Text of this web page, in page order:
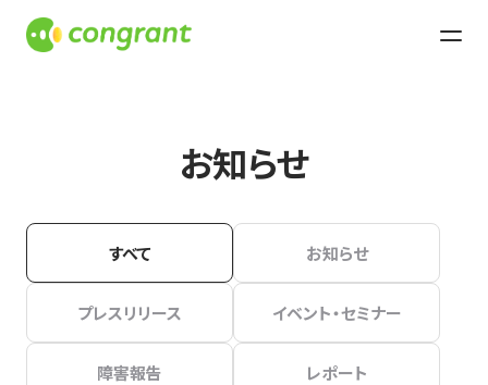
お知らせ
すべて お知らせ
プレスリリース イベント・セミナー
障害報告 レポート